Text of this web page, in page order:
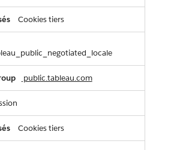
Cookies tiers
public.tableau.com
Cookies tiers